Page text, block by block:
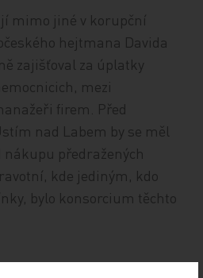
mimo jiné v korupční
hejtmana Davida
zajišťoval za úplatky
mezi
firem. Před
nad Labem by se měl
předražených
kde jediným, kdo
bylo konsorcium těchto